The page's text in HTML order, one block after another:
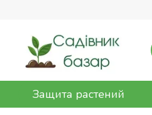
Защита растений